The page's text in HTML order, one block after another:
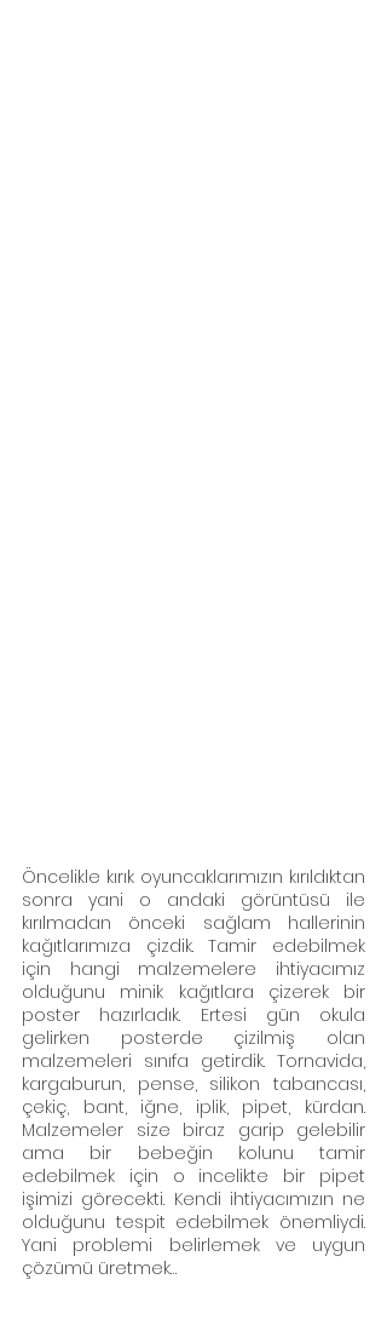
Öncelikle kırık oyuncaklarımızın kırıldıktan
sonra yani o andaki görüntüsü ile
kırılmadan önceki sağlam hallerinin
kağıtlarımıza çizdik. Tamir edebilmek
için hangi malzemelere ihtiyacımız
olduğunu minik kağıtlara çizerek bir
poster hazırladık. Ertesi gün okula
gelirken posterde çizilmiş olan
malzemeleri sınıfa getirdik. Tornavida,
kargaburun, pense, silikon tabancası,
çekiç, bant, iğne, iplik, pipet, kürdan.
Malzemeler size biraz garip gelebilir
ama bir bebeğin kolunu tamir
edebilmek için o incelikte bir pipet
işimizi görecekti. Kendi ihtiyacımızın ne
olduğunu tespit edebilmek önemliydi.
Yani problemi belirlemek ve uygun
çözümü üretmek…